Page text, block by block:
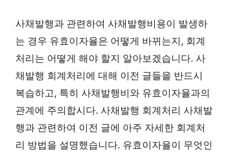
사채발행과 관련하여 사채발행비용이 발생하
는 경우 유효이자율은 어떻게 바뀌는지, 회계
처리는 어떻게 해야 할지 알아보겠습니다. 사
채발행 회계처리에 대해 이전 글들을 반드시
복습하고, 특히 사채발행비와 유효이자율과의
관계에 주의합시다. 사채발행 회계처리 사채발
행과 관련하여 이전 글에 아주 자세한 회계처
리 방법을 설명했습니다. 유효이자율이 무엇인